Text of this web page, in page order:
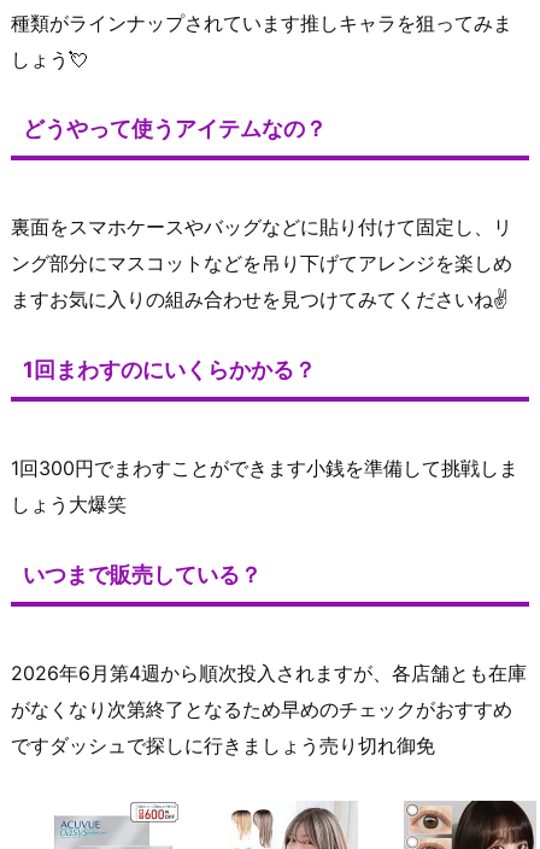
種類がラインナップされています推しキャラを狙ってみま
しょう💘
どうやって使うアイテムなの？
裏面をスマホケースやバッグなどに貼り付けて固定し、リ
ング部分にマスコットなどを吊り下げてアレンジを楽しめ
ますお気に入りの組み合わせを見つけてみてくださいね✌️
1回まわすのにいくらかかる？
1回300円でまわすことができます小銭を準備して挑戦しま
しょう大爆笑
いつまで販売している？
2026年6月第4週から順次投入されますが、各店舗とも在庫
がなくなり次第終了となるため早めのチェックがおすすめ
ですダッシュで探しに行きましょう売り切れ御免